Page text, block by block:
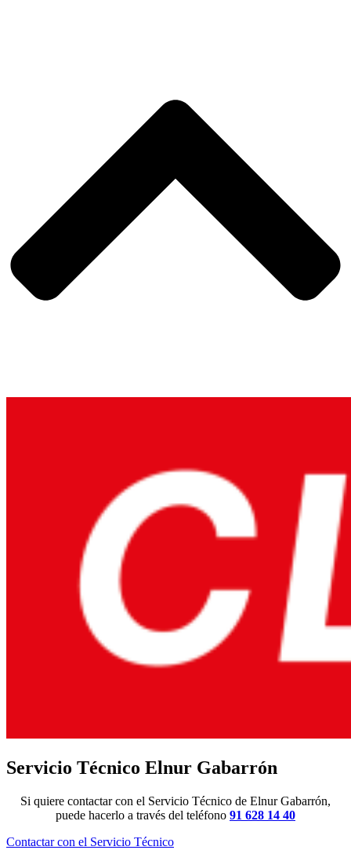
Servicio Técnico Elnur Gabarrón
Si quiere contactar con el Servicio Técnico de Elnur Gabarrón,
puede hacerlo a través del teléfono 91 628 14 40
Contactar con el Servicio Técnico